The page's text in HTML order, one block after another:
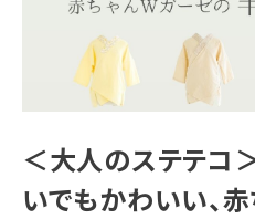
色から探す
tune 絞り
帯結び動画
キモノ読ミモノ
SHOPPING GUIDE
＜大人のステテコ
いでもかわいい、